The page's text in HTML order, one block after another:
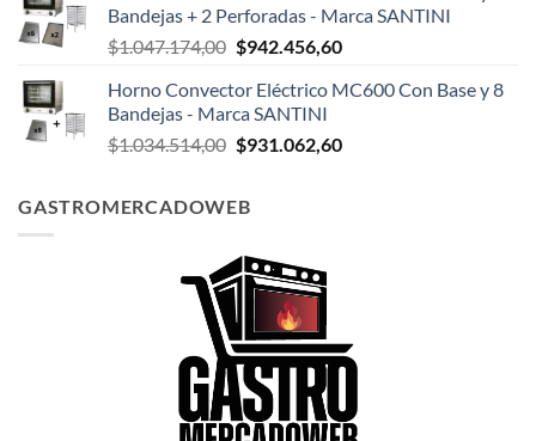
era:
$1.047.498,00.
es:
$942.748,20.
Bandejas + 2 Perforadas - Marca SANTINI
$1.047.174,00 El
original
era:
$1.047.174,00.
$942.456,60El
actual
$942.456,60.
Horno Convector Eléctrico MC600 Con Base y 8
Bandejas - Marca SANTINI
$1.034.514,00 El
era:
$931.062,60El
GASTROMERCADOWEB